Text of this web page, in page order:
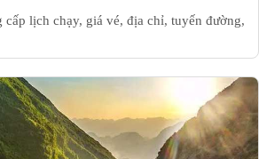
cấp lịch chạy, giá vé, địa chỉ, tuyến đường,